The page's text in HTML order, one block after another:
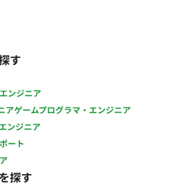
す
ンジニア
アゲームプログラマ・エンジニア
ンジニア
ート
探す